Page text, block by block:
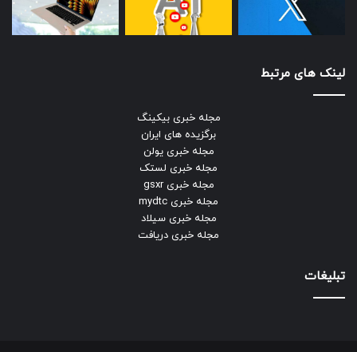
لینک های مرتبط
مجله خبری بیکینگ
برگزیده های ایران
مجله خبری یولن
مجله خبری لستک
مجله خبری gsxr
مجله خبری mydtc
مجله خبری سیلاد
مجله خبری دریافت
تبلیغات